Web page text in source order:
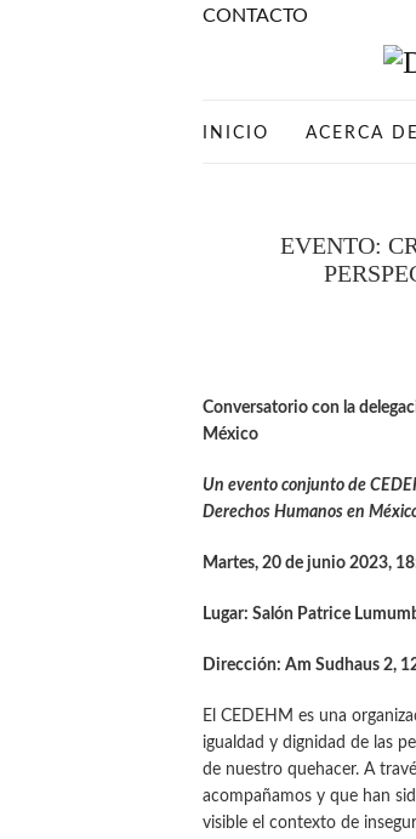
CONTACTO
INICIO ACERCA
EVENTO:
Conversatorio con la
México
Un evento conjunto de
Derechos Humanos en
Martes, 20 de junio 2023,
Lugar: Salón Patrice
Dirección: Am Sudhaus 2,
El CEDEHM es una
igualdad y dignidad de las
de nuestro quehacer. A
acompañamos y que han
visible el contexto de